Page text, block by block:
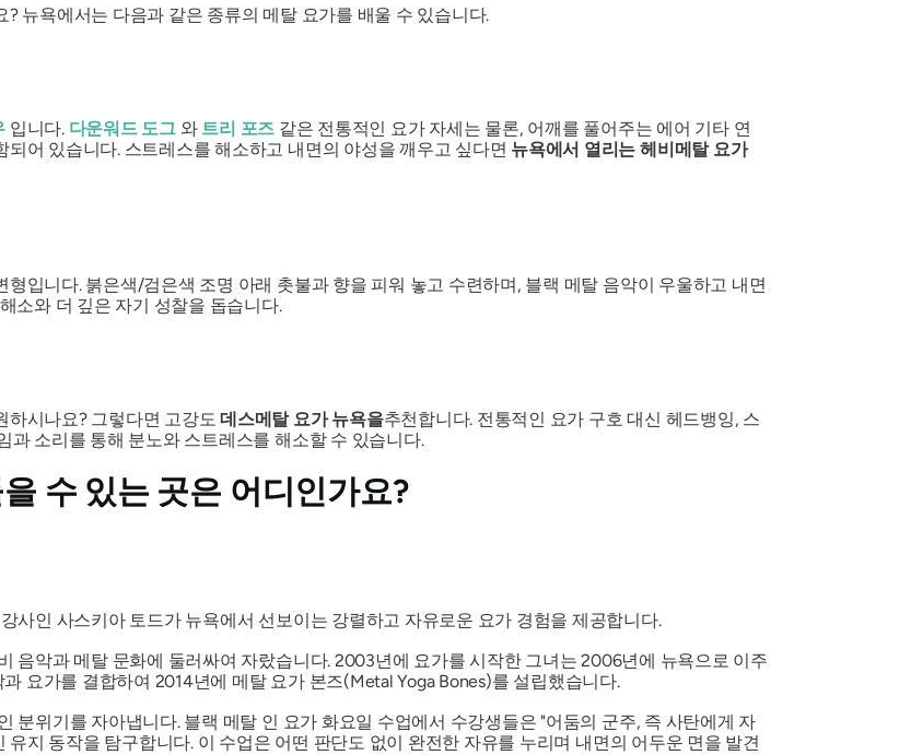
뉴욕에서는 다음과 같은 종류의 메탈 요가를 배울 수 있습니다.
입니다. 다운워드 도그와 트리 포즈 같은 전통적인 요가 자세는 물론, 어깨를 풀어주는 에어 기타 연
어 있습니다. 스트레스를 해소하고 내면의 야성을 깨우고 싶다면 뉴욕에서 열리는 헤비메탈 요가
입니다. 붉은색/검은색 조명 아래 촛불과 향을 피워 놓고 수련하며, 블랙 메탈 음악이 우울하고 내면
소와 더 깊은 자기 성찰을 돕습니다.
하시나요? 그렇다면 고강도데스메탈 요가 뉴욕을추천합니다. 전통적인 요가 구호 대신 헤드뱅잉, 스
소리를 통해 분노와 스트레스를 해소할 수 있습니다.
수 있는 곳은 어디인가요?
사인 사스키아 토드가 뉴욕에서 선보이는 강렬하고 자유로운 요가 경험을 제공합니다.
음악과 메탈 문화에 둘러싸여 자랐습니다. 2003년에 요가를 시작한 그녀는 2006년에 뉴욕으로 이주
요가를 결합하여 2014년에 메탈 요가 본즈(Metal Yoga Bones)를 설립했습니다.
분위기를 자아냅니다. 블랙 메탈 인 요가 화요일 수업에서 수강생들은 "어둠의 군주, 즉 사탄에게 자
유지 동작을 탐구합니다. 이 수업은 어떤 판단도 없이 완전한 자유를 누리며 내면의 어두운 면을 발견